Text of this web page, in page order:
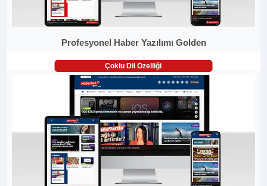
Profesyonel Haber Yazılımı Golden
Çoklu Dil Özelliği